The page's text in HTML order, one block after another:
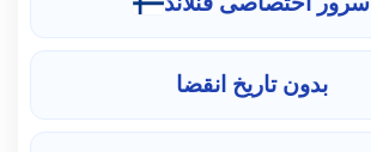
بدون تاریخ انقضا